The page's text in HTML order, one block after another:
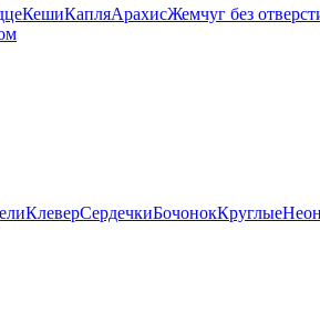
КешиКапляАрахисЖемчуг без
КлеверСердечкиБочонокКруглые